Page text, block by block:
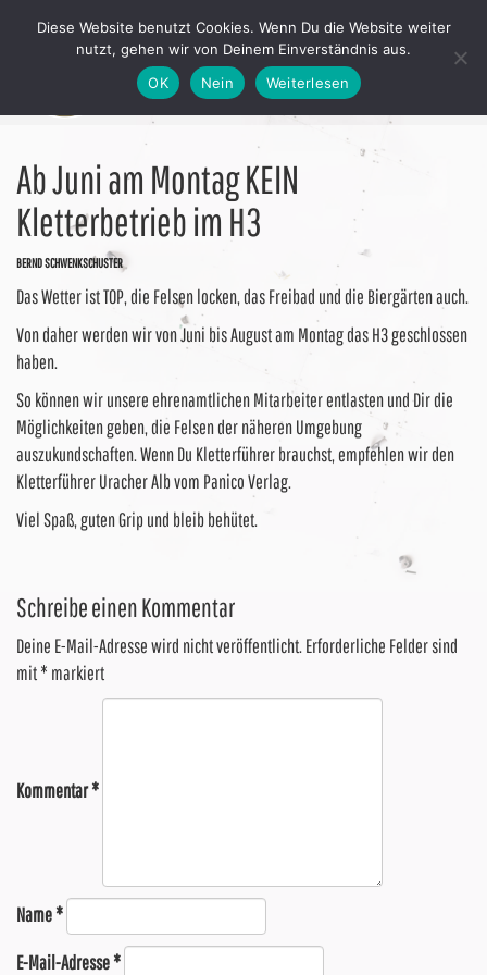
Ab Juni am Montag KEIN
Kletterbetrieb im H3
BERND SCHWENKSCHUSTER
Das Wetter ist TOP, die Felsen locken, das Freibad und die Biergärten auch.
Von daher werden wir von Juni bis August am Montag das H3 geschlossen
haben.
So können wir unsere ehrenamtlichen Mitarbeiter entlasten und Dir die
Möglichkeiten geben, die Felsen der näheren Umgebung
auszukundschaften. Wenn Du Kletterführer brauchst, empfehlen wir den
Kletterführer Uracher Alb vom Panico Verlag.
Viel Spaß, guten Grip und bleib behütet.
Schreibe einen Kommentar
Deine E-Mail-Adresse wird nicht veröffentlicht. Erforderliche Felder sind
mit* markiert
Kommentar*
Name*
E-Mail-Adresse*
Diese Website benutzt Cookies. Wenn Du die Website weiter
nutzt, gehen wir von Deinem Einverständnis aus.
OK
Nein Weiterlesen